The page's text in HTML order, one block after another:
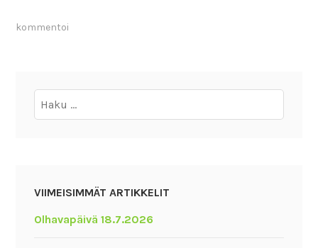
kommentoi
Haku:
VIIMEISIMMÄT ARTIKKELIT
Olhavapäivä 18.7.2026